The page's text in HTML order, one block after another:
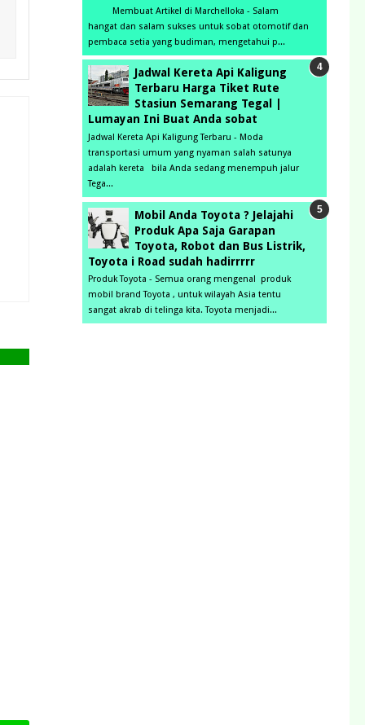
Membuat Artikel di Marchelloka - Salam
hangat dan salam sukses untuk sobat otomotif dan
pembaca setia yang budiman, mengetahui p...
Jadwal Kereta Api Kaligung
Terbaru Harga Tiket Rute
Stasiun Semarang Tegal |
Lumayan Ini Buat Anda sobat
Jadwal Kereta Api Kaligung Terbaru - Moda
transportasi umum yang nyaman salah satunya
adalah kereta bila Anda sedang menempuh jalur
Tega...
Mobil Anda Toyota ? Jelajahi
Produk Apa Saja Garapan
Toyota, Robot dan Bus Listrik,
Toyota i Road sudah hadirrrrr
Produk Toyota - Semua orang mengenal produk
mobil brand Toyota , untuk wilayah Asia tentu
sangat akrab di telinga kita. Toyota menjadi...